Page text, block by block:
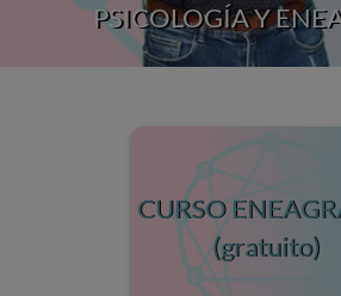
PSICOLOGÍA Y
CURSO
(gratuito)